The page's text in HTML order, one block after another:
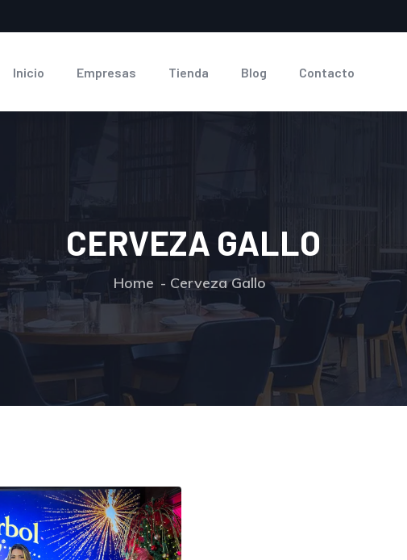
Inicio Empresas Tienda Blog Contacto
CERVEZA GALLO
Home Cerveza Gallo